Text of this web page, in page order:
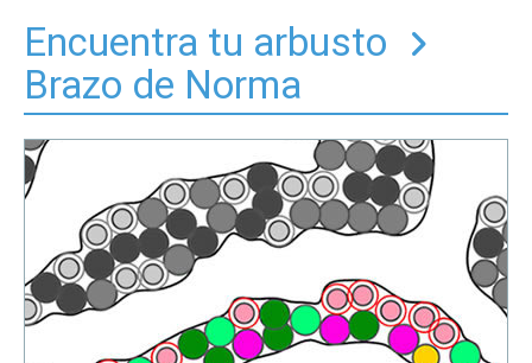
Encuentra tu arbusto
Brazo de Norma